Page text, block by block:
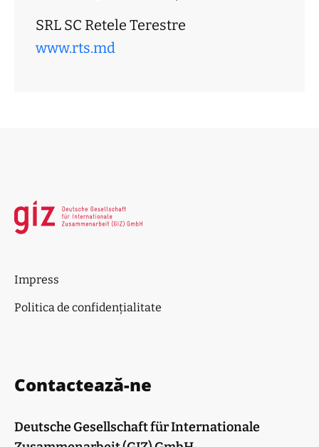
SRL SC Retele Terestre
www.rts.md
Impress
Politica de confidențialitate
Contactează-ne
Deutsche Gesellschaft für Internationale